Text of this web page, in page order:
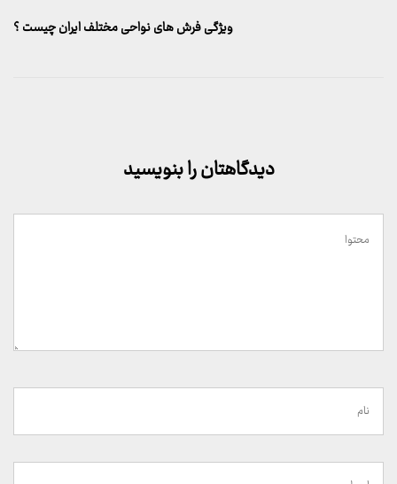
بعدی
ویژگی‌ فرش‌ های نواحی مختلف ایران چیست ؟
دیدگاهتان را بنویسید